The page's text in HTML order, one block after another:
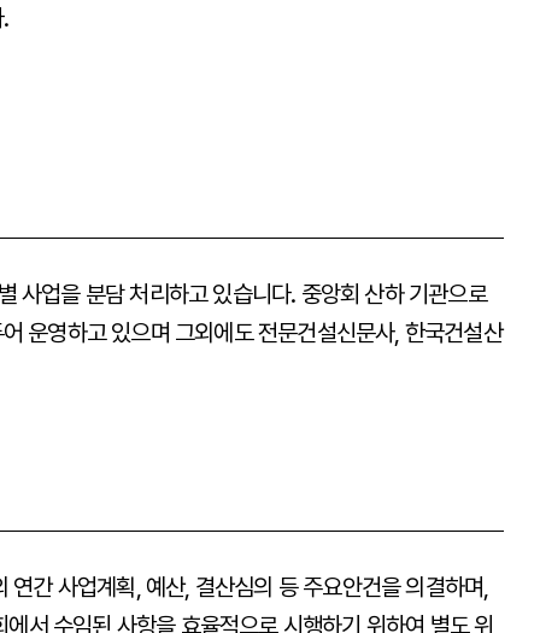
사업을 분담 처리하고 있습니다. 중앙회 산하 기관으로
운영하고 있으며 그외에도 전문건설신문사, 한국건설산
간 사업계획, 예산, 결산심의 등 주요안건을 의결하며,
서 수임된 사항을 효율적으로 시행하기 위하여 별도 위